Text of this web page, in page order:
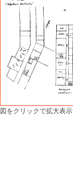
図をクリックで拡大表示